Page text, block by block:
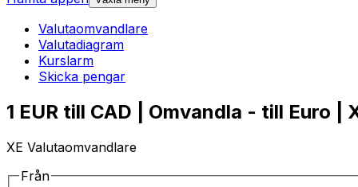
Valutaomvandlare
Valutadiagram
Kurslarm
Skicka pengar
1 EUR till CAD | Omvandla - till Euro |
XE Valutaomvandlare
Från